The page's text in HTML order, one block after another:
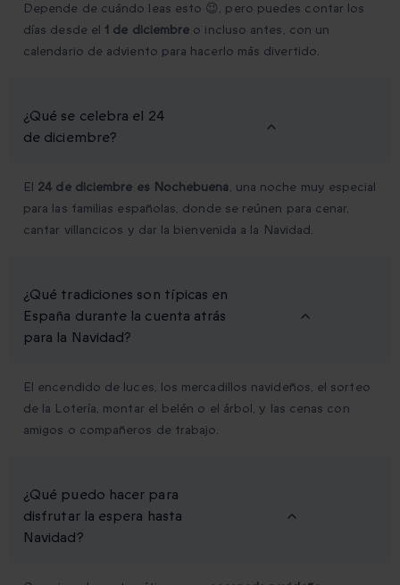
Depende de cuándo leas esto 😉, pero puedes contar los
días desde el1 de diciembre o incluso antes, con un
calendario de adviento para hacerlo más divertido.
¿Qué se celebra el 24
de diciembre?
El 24 de diciembre es Nochebuena, una noche muy especial
para las familias españolas, donde se reúnen para cenar,
cantar villancicos y dar la bienvenida a la Navidad.
¿Qué tradiciones son típicas en
España durante la cuenta atrás
para la Navidad?
El encendido de luces, los mercadillos navideños, el sorteo
de la Lotería, montar el belén o el árbol, y las cenas con
amigos o compañeros de trabajo.
¿Qué puedo hacer para
disfrutar la espera hasta
Navidad?